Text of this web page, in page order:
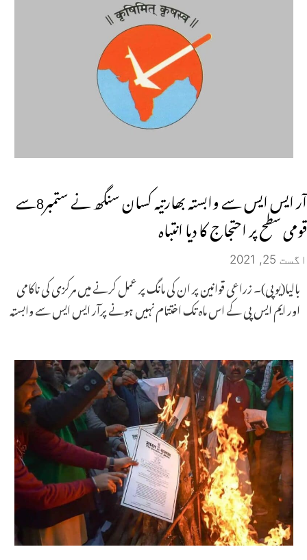
آر ایس ایس سے وابستہ بھارتیہ کسان سنگھ نے ستمبر8سے
قومی سطح پر احتجاج کا دیا انتباہ
اگست 25, 2021
بالیا(یوپی)۔ زراعی قوانین پر ان کی مانگ پر عمل کرنے میں مرکزی کی ناکامی
اور ایم ایس پی کے اس ماہ تک اختتام نہیں ہونے پرآر ایس ایس سے وابستہ